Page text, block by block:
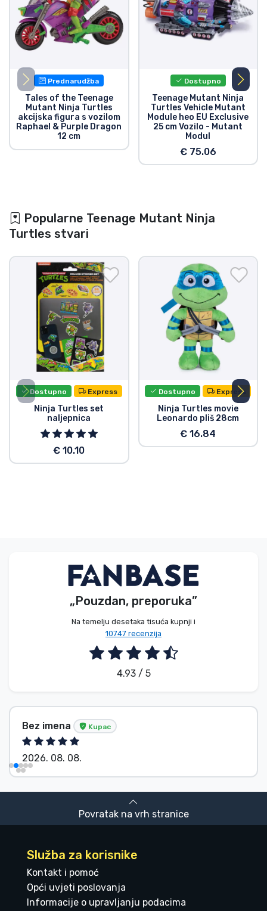
Prednarudžba
Tales of the Teenage
Mutant Ninja Turtles
akcijska figura s vozilom
Raphael & Purple Dragon
12 cm
Dostupno
Teenage Mutant Ninja
Turtles Vehicle Mutant
Module heo EU Exclusive
25 cm Vozilo - Mutant
Modul
€ 75.06
Popularne Teenage Mutant Ninja
Turtles stvari
Dostupno Express
Ninja Turtles set
naljepnica
€ 10.10
Dostupno Express
Ninja Turtles movie
Leonardo pliš 28cm
€ 16.84
„Pouzdan, preporuka”
Na temelju desetaka tisuća kupnji i
10747 recenzija
4.93 / 5
Bez imena Kupac
2026. 08. 08.
Povratak na vrh stranice
Služba za korisnike
Kontakt i pomoć
Opći uvjeti poslovanja
Informacije o upravljanju podacima